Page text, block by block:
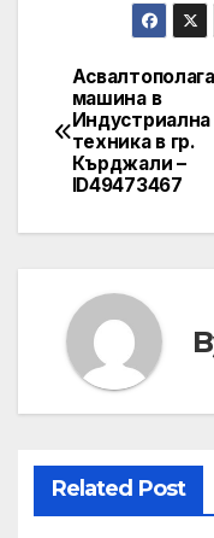
Post
машина в
Индустриална
техника в гр.
Кърджали –
ID49473467
Related Post